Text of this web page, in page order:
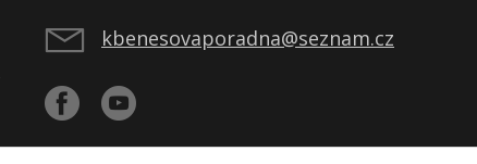
kbenesovaporadna@seznam.cz